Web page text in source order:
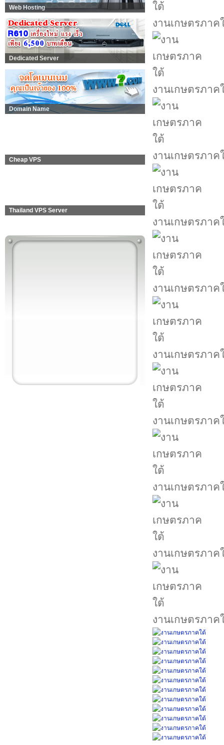
Web Hosting
Dedicated Server
Domain Name
Cheap VPS
Thailand VPS Server
งานเกษตรภาค
งานเกษตรภาค
งานเกษตรภาค
งานเกษตรภาค
งานเกษตรภาค
งานเกษตรภาค
งานเกษตรภาค
งานเกษตรภาค
งานเกษตรภาค
งานเกษตรภาค